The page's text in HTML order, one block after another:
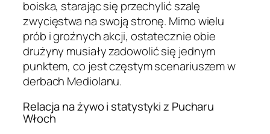
boiska, starając się przechylić szalę
zwycięstwa na swoją stronę. Mimo wielu
prób i groźnych akcji, ostatecznie obie
drużyny musiały zadowolić się jednym
punktem, co jest częstym scenariuszem w
derbach Mediolanu.
Relacja na żywo i statystyki z Pucharu
Włoch